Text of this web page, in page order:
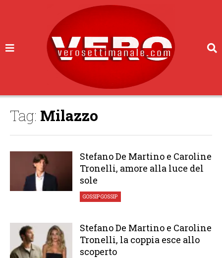
Tag: Milazzo
Stefano De Martino e Caroline
Tronelli, amore alla luce del
sole
GOSSIP,GOSSIP
Stefano De Martino e Caroline
Tronelli, la coppia esce allo
scoperto